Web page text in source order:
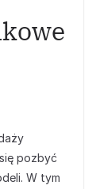
pozbyć
W tym